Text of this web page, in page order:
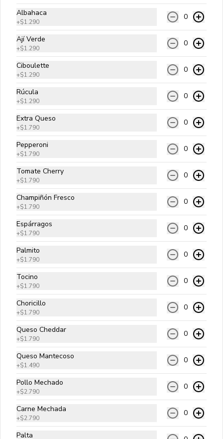
$10.990
Carne angus, queso cheddar, aros de
cebolla, tocino, cebolla salteada y
Carne angus, queso cheddar, tocino,
cebolla salteada, pepinillos y salsa
Carne angus, queso cheddar, tocino,
pepperoni, choricillo y salsa golf.
Ranchera
Albahaca
+$1.290
0
Ají Verde
+$1.290
0
Ciboulette
+$1.290
0
Rúcula
+$1.290
0
Extra Queso
+$1.790
0
Pepperoni
+$1.790
0
Tomate Cherry
+$1.790
0
Champiñón Fresco
+$1.790
0
Espárragos
+$1.790
0
Palmito
+$1.790
0
Tocino
+$1.790
0
Choricillo
+$1.790
0
Queso Cheddar
+$1.790
0
Queso Mantecoso
+$1.490
0
Pollo Mechado
+$2.790
0
Carne Mechada
+$2.790
0
Palta